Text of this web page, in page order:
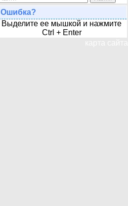
Ошибка?
Выделите ее мышкой и нажмите
Ctrl + Enter